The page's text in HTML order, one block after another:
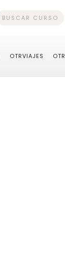
BUSCAR CURSO
OTRVIAJES OTR